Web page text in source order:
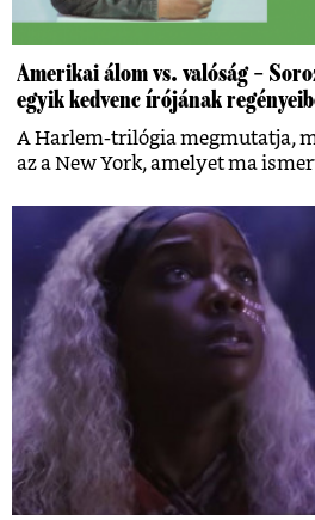
Amerikai álom vs. valóság –
egyik kedvenc írójának
A Harlem-trilógia megmutatja,
az a New York, amelyet ma